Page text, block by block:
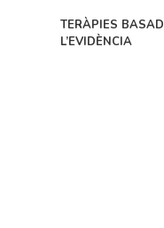
TERÀPIES
L’EVIDÈNCIA